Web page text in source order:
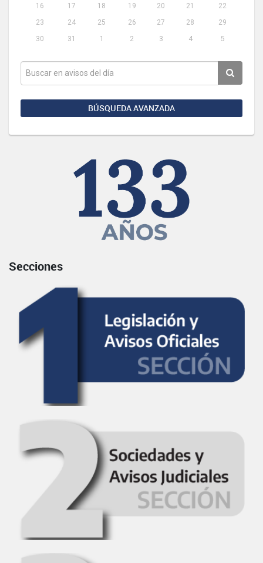
16
17 18 19 20 21
22
23
24 25 26 27 28
29
30
31 1 2 3 4 5
BÚSQUEDA AVANZADA
Secciones